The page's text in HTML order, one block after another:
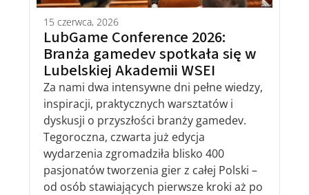
15 czerwca, 2026
LubGame Conference 2026:
Branża gamedev spotkała się w
Lubelskiej Akademii WSEI
Za nami dwa intensywne dni pełne wiedzy,
inspiracji, praktycznych warsztatów i
dyskusji o przyszłości branży gamedev.
Tegoroczna, czwarta już edycja
wydarzenia zgromadziła blisko 400
pasjonatów tworzenia gier z całej Polski –
od osób stawiających pierwsze kroki aż po